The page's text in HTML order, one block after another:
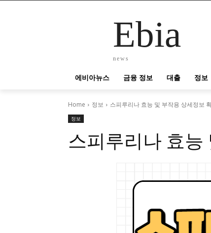
Ebia
news
에비아뉴스 금융 정보 대출 정보
Home 정보 스피루리나 효능 및 부작용 상세정보
정보
스피루리나 효능